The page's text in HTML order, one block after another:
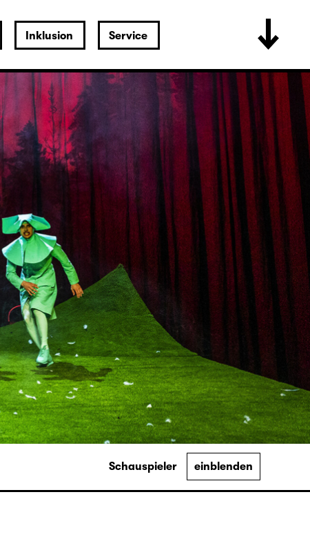
Inklusion Service
Schauspieler einblenden